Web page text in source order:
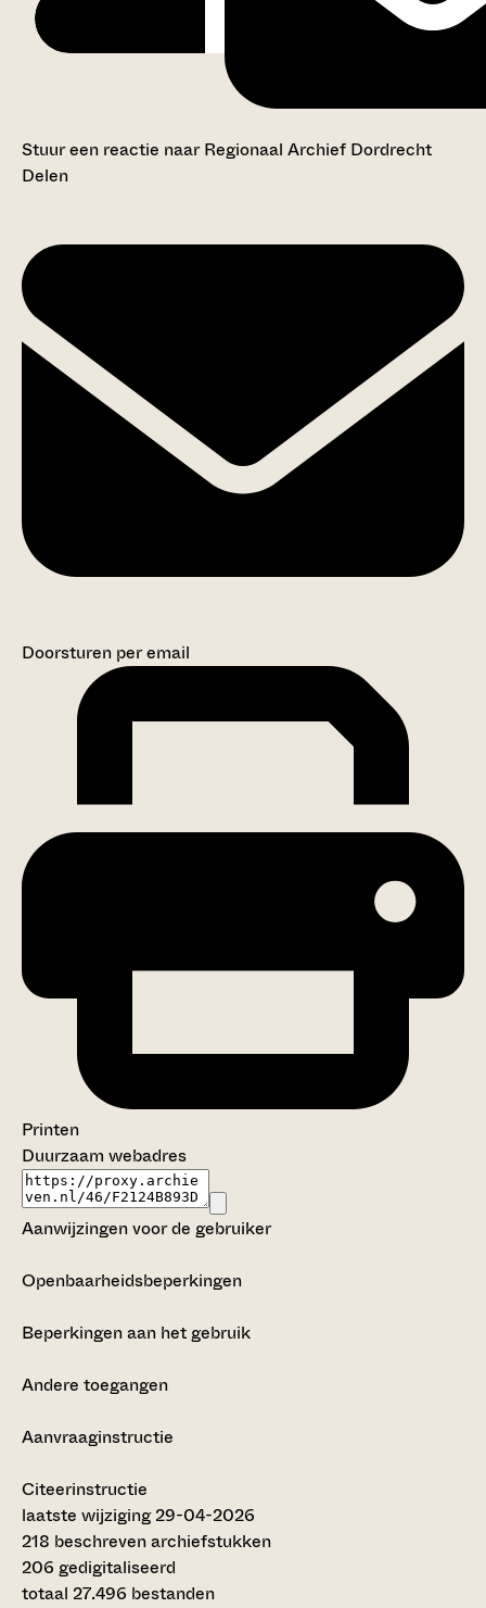
Stuur een reactie naar Regionaal Archief Dordrecht
Delen
Doorsturen per email
Printen
Duurzaam webadres
Aanwijzingen voor de gebruiker
Openbaarheidsbeperkingen
Beperkingen aan het gebruik
Andere toegangen
Aanvraaginstructie
Citeerinstructie
laatste wijziging 29-04-2026
218 beschreven archiefstukken
206 gedigitaliseerd
totaal 27.496 bestanden